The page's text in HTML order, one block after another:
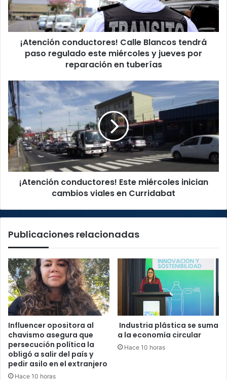
regulado
este
miércoles
jueves
en
tuberías
¡Atención conductores! Calle Blancos tendrá
paso regulado este miércoles y jueves por
reparación en tuberías
¡Atención
conductores!
Este
miércoles
inician
cambios
viales
en
Curridabat
¡Atención conductores! Este miércoles inician
cambios viales en Curridabat
Publicaciones relacionadas
Influencer opositora al
chavismo asegura que
persecución política la
obligó a salir del país y
pedir asilo en el extranjero
Hace 10 horas
Industria plástica se suma
a la economía circular
Hace 10 horas